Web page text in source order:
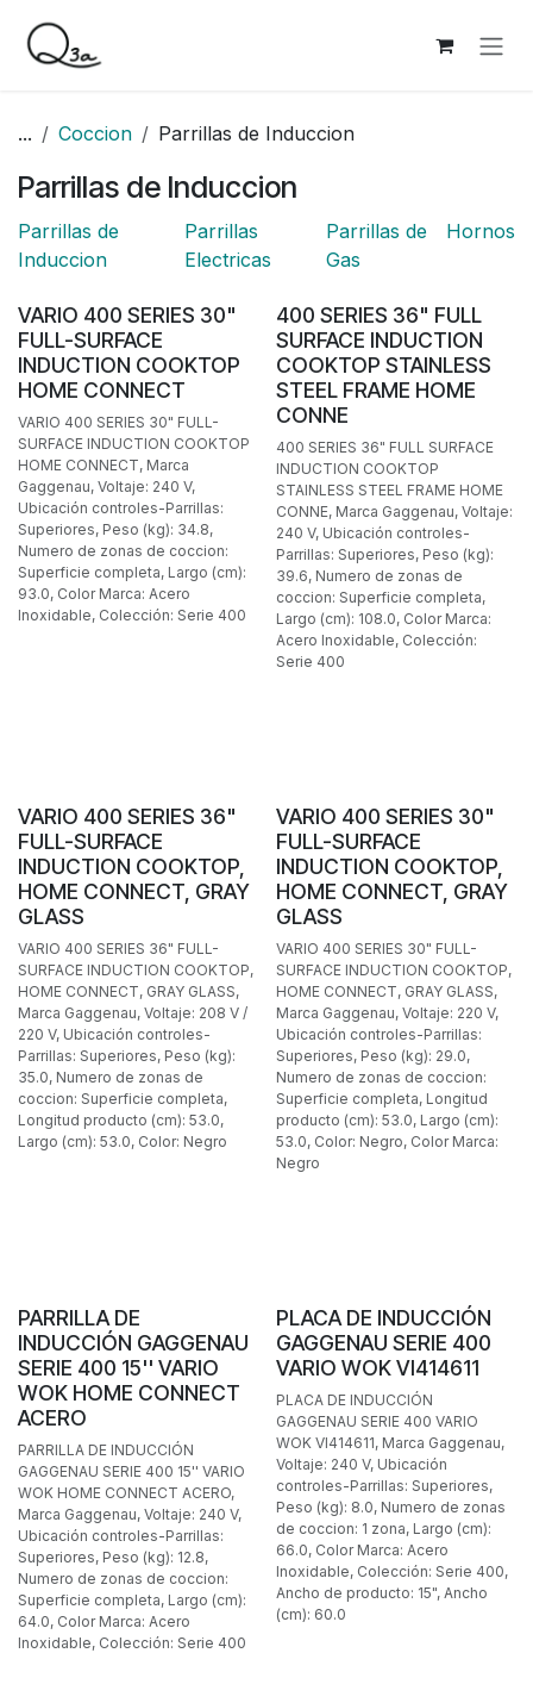
... Coccion Parrillas de Induccion
Parrillas de Induccion
Parrillas de
Induccion
Parrillas
Electricas
Parrillas de
Gas
Hornos
VARIO 400 SERIES 30"
FULL-SURFACE
INDUCTION COOKTOP
HOME CONNECT
VARIO 400 SERIES 30" FULL-
SURFACE INDUCTION COOKTOP
HOME CONNECT, Marca
Gaggenau, Voltaje: 240 V,
Ubicación controles-Parrillas:
Superiores, Peso (kg): 34.8,
Numero de zonas de coccion:
Superficie completa, Largo (cm):
93.0, Color Marca: Acero
Inoxidable, Colección: Serie 400
BAJO PEDIDO
400 SERIES 36" FULL
SURFACE INDUCTION
COOKTOP STAINLESS
STEEL FRAME HOME
CONNE
400 SERIES 36" FULL SURFACE
INDUCTION COOKTOP
STAINLESS STEEL FRAME HOME
CONNE, Marca Gaggenau, Voltaje:
240 V, Ubicación controles-
Parrillas: Superiores, Peso (kg):
39.6, Numero de zonas de
coccion: Superficie completa,
Largo (cm): 108.0, Color Marca:
Acero Inoxidable, Colección:
Serie 400
BAJO PEDIDO
VARIO 400 SERIES 36"
FULL-SURFACE
INDUCTION COOKTOP,
HOME CONNECT, GRAY
GLASS
VARIO 400 SERIES 36" FULL-
SURFACE INDUCTION COOKTOP,
HOME CONNECT, GRAY GLASS,
Marca Gaggenau, Voltaje: 208 V /
220 V, Ubicación controles-
Parrillas: Superiores, Peso (kg):
35.0, Numero de zonas de
coccion: Superficie completa,
Longitud producto (cm): 53.0,
Largo (cm): 53.0, Color: Negro
BAJO PEDIDO
VARIO 400 SERIES 30"
FULL-SURFACE
INDUCTION COOKTOP,
HOME CONNECT, GRAY
GLASS
VARIO 400 SERIES 30" FULL-
SURFACE INDUCTION COOKTOP,
HOME CONNECT, GRAY GLASS,
Marca Gaggenau, Voltaje: 220 V,
Ubicación controles-Parrillas:
Superiores, Peso (kg): 29.0,
Numero de zonas de coccion:
Superficie completa, Longitud
producto (cm): 53.0, Largo (cm):
53.0, Color: Negro, Color Marca:
Negro
POCAS PIEZAS
PARRILLA DE
INDUCCIÓN GAGGENAU
SERIE 400 15'' VARIO
WOK HOME CONNECT
ACERO
PARRILLA DE INDUCCIÓN
GAGGENAU SERIE 400 15'' VARIO
WOK HOME CONNECT ACERO,
Marca Gaggenau, Voltaje: 240 V,
Ubicación controles-Parrillas:
Superiores, Peso (kg): 12.8,
Numero de zonas de coccion:
Superficie completa, Largo (cm):
64.0, Color Marca: Acero
Inoxidable, Colección: Serie 400
POCAS PIEZAS
PLACA DE INDUCCIÓN
GAGGENAU SERIE 400
VARIO WOK VI414611
PLACA DE INDUCCIÓN
GAGGENAU SERIE 400 VARIO
WOK VI414611, Marca Gaggenau,
Voltaje: 240 V, Ubicación
controles-Parrillas: Superiores,
Peso (kg): 8.0, Numero de zonas
de coccion: 1 zona, Largo (cm):
66.0, Color Marca: Acero
Inoxidable, Colección: Serie 400,
Ancho de producto: 15", Ancho
(cm): 60.0